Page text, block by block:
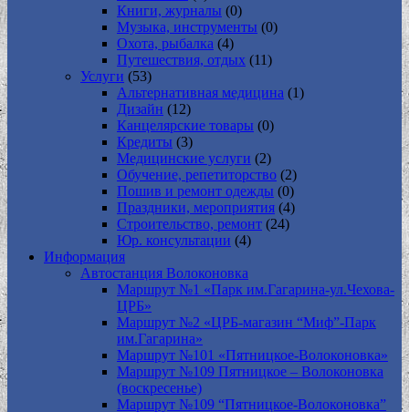
Книги, журналы (0)
Музыка, инструменты (0)
Охота, рыбалка (4)
Путешествия, отдых (11)
Услуги (53)
Альтернативная медицина (1)
Дизайн (12)
Канцелярские товары (0)
Кредиты (3)
Медицинские услуги (2)
Обучение, репетиторство (2)
Пошив и ремонт одежды (0)
Праздники, мероприятия (4)
Строительство, ремонт (24)
Юр. консультации (4)
Информация
Автостанция Волоконовка
Маршрут №1 «Парк им.Гагарина-ул.Чехова-
ЦРБ»
Маршрут №2 «ЦРБ-магазин “Миф”-Парк
им.Гагарина»
Маршрут №101 «Пятницкое-Волоконовка»
Маршрут №109 Пятницкое – Волоконовка
(воскресенье)
Маршрут №109 “Пятницкое-Волоконовка”